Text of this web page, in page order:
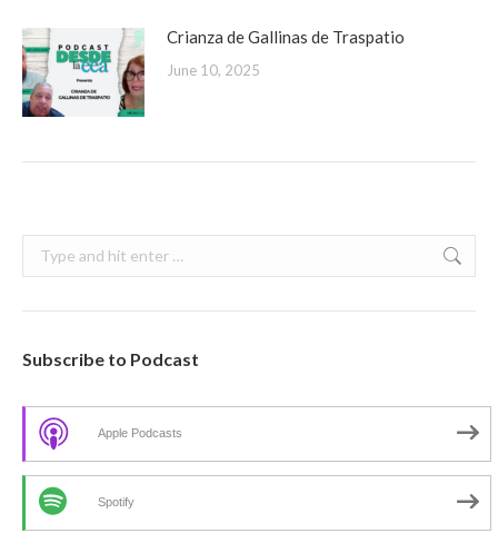
Crianza de Gallinas de Traspatio
June 10, 2025
Search:
Subscribe to Podcast
Apple Podcasts
Spotify